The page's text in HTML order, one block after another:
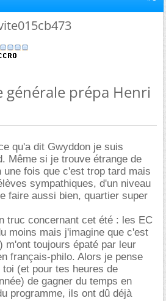
générale prépa Henri
qu'a dit Gwyddon je suis
Même si je trouve étrange de
une fois que c'est trop tard mais
sympathiques, d'un niveau
faire aussi bien, quartier super
truc concernant cet été : les EC
moins mais j'imagine que c'est
m'ont toujours épaté par leur
français-philo. Alors je pense
(et pour tes heures de
de gagner du temps en
programme, ils ont dû déjà